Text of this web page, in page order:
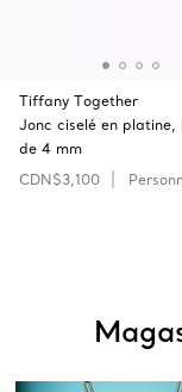
Tiffany Together
Jonc ciselé en platine,
de 4 mm
CDN$3,100